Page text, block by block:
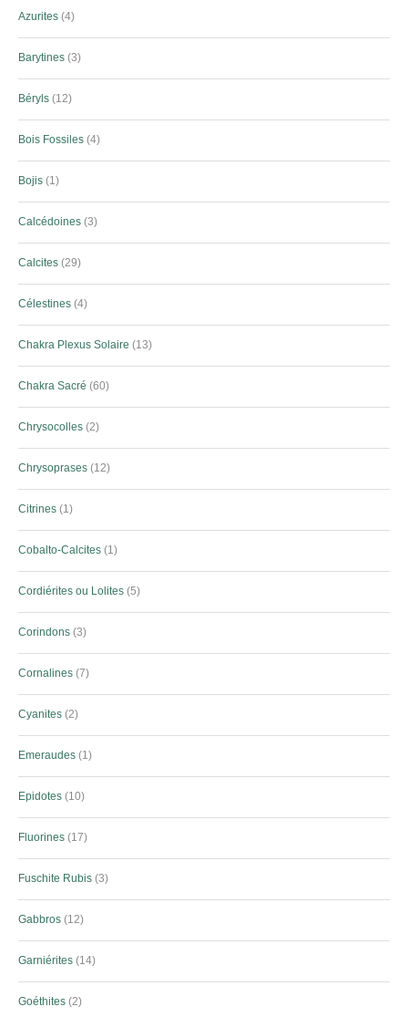
Azurites 4
Barytines 3
Béryls 12
Bois Fossiles 4
Bojis 1
Calcédoines 3
Calcites 29
Célestines 4
Chakra Plexus Solaire 13
Chakra Sacré 60
Chrysocolles 2
Chrysoprases 12
Citrines 1
Cobalto-Calcites 1
Cordiérites ou Lolites 5
Corindons 3
Cornalines 7
Cyanites 2
Emeraudes 1
Epidotes 10
Fluorines 17
Fuschite Rubis 3
Gabbros 12
Garniérites 14
Goéthites 2